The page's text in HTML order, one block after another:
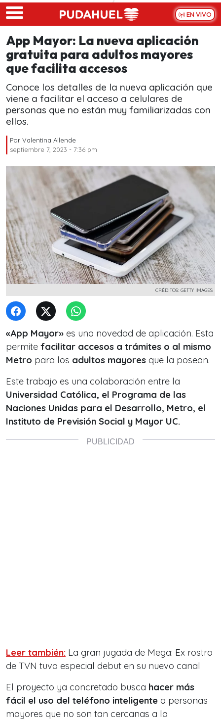
Skip to main content
EN VIVO
App Mayor: La nueva aplicación
gratuita para adultos mayores
que facilita accesos
Conoce los detalles de la nueva aplicación que
viene a facilitar el acceso a celulares de
personas que no están muy familiarizadas con
ellos.
Por Valentina Allende
septiembre 7, 2023 - 7:36 pm
CRÉDITOS: GETTY IMAGES
«App Mayor» es una novedad de aplicación. Esta
permite facilitar accesos a trámites o al mismo
Metro para los adultos mayores que la posean.
Este trabajo es una colaboración entre la
Universidad Católica, el Programa de las
Naciones Unidas para el Desarrollo, Metro, el
Instituto de Previsión Social y Mayor UC.
Leer también: La gran jugada de Mega: Ex rostro
de TVN tuvo especial debut en su nuevo canal
El proyecto ya concretado busca hacer más
fácil el uso del teléfono inteligente a personas
mayores que no son tan cercanas a la